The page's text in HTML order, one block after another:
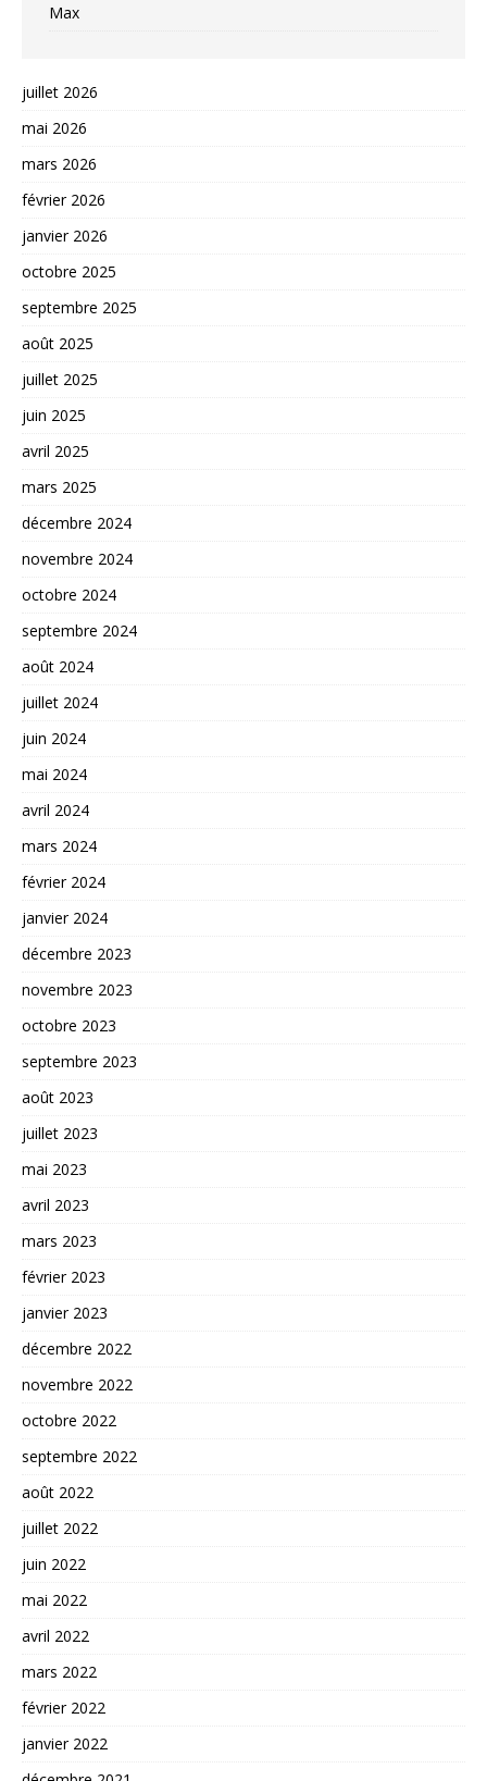
Max
juillet 2026
mai 2026
mars 2026
février 2026
janvier 2026
octobre 2025
septembre 2025
août 2025
juillet 2025
juin 2025
avril 2025
mars 2025
décembre 2024
novembre 2024
octobre 2024
septembre 2024
août 2024
juillet 2024
juin 2024
mai 2024
avril 2024
mars 2024
février 2024
janvier 2024
décembre 2023
novembre 2023
octobre 2023
septembre 2023
août 2023
juillet 2023
mai 2023
avril 2023
mars 2023
février 2023
janvier 2023
décembre 2022
novembre 2022
octobre 2022
septembre 2022
août 2022
juillet 2022
juin 2022
mai 2022
avril 2022
mars 2022
février 2022
janvier 2022